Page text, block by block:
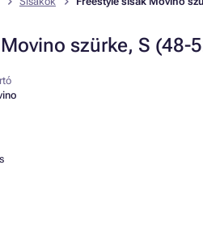
szürke, S (48-